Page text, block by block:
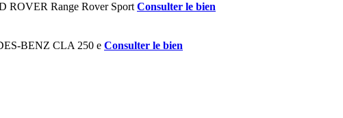
Consulter le bien
Consulter le bien